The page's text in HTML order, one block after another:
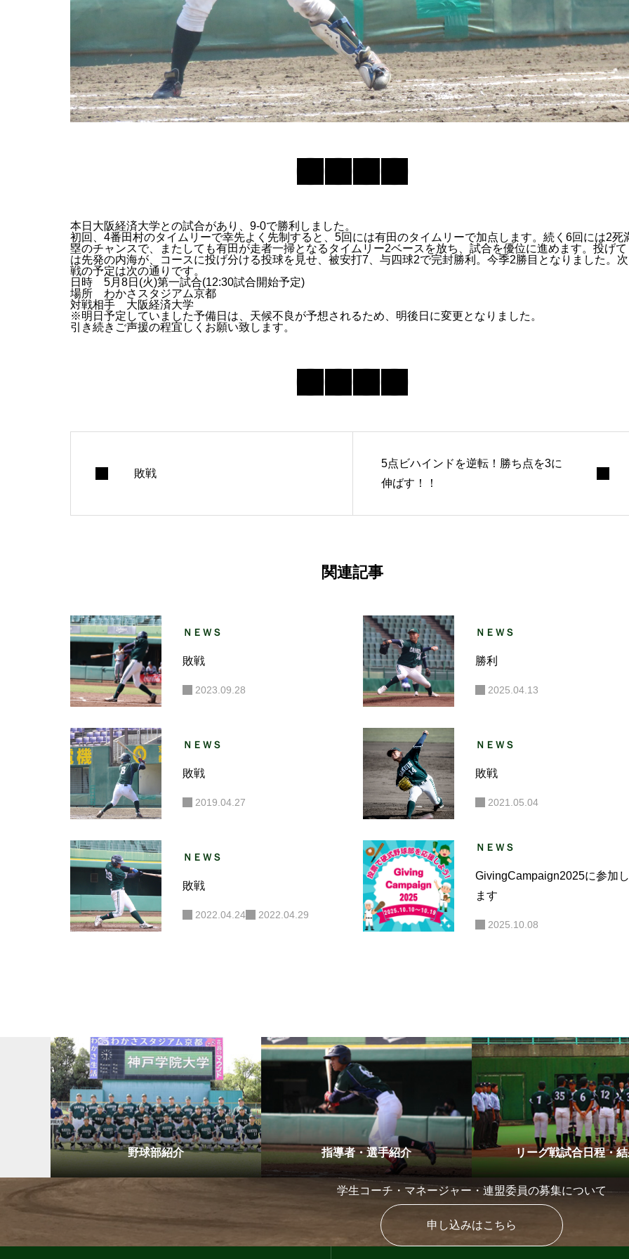
本日大阪経済大学との試合があり、9-0で勝利しました。
初回、4番田村のタイムリーで幸先よく先制すると、5回には有田のタイムリーで加点します。続く6回には2死
塁のチャンスで、またしても有田が走者一掃となるタイムリー2ベースを放ち、試合を優位に進めます。投げて
は先発の内海が、コースに投げ分ける投球を見せ、被安打7、与四球2で完封勝利。今季2勝目となりました。次
戦の予定は次の通りです。
日時 5月8日(火)第一試合(12:30試合開始予定)
場所 わかさスタジアム京都
対戦相手 大阪経済大学
※明日予定していました予備日は、天候不良が予想されるため、明後日に変更となりました。
引き続きご声援の程宜しくお願い致します。
敗戦
5点ビハインドを逆転！勝ち点を3に
伸ばす！！
関連記事
ＮＥＷＳ
敗戦
2023.09.28
ＮＥＷＳ
勝利
2025.04.13
ＮＥＷＳ
敗戦
2019.04.27
ＮＥＷＳ
敗戦
2021.05.04
ＮＥＷＳ
敗戦
2022.04.24 2022.04.29
ＮＥＷＳ
GivingCampaign2025に参加し
ます
2025.10.08
野球部紹介 指導者・選手紹介 リーグ戦試合日程・
学生コーチ・マネージャー・連盟委員の募集について
申し込みはこちら